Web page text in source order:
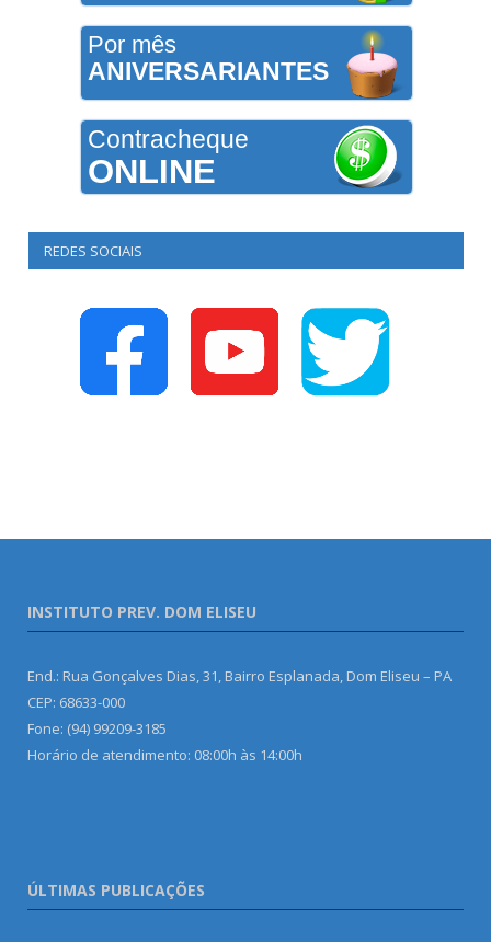
Por mês
ANIVERSARIANTES
Contracheque
ONLINE
REDES SOCIAIS
INSTITUTO PREV. DOM ELISEU
End.: Rua Gonçalves Dias, 31, Bairro Esplanada, Dom Eliseu – PA
CEP: 68633-000
Fone: (94) 99209-3185
Horário de atendimento: 08:00h às 14:00h
ÚLTIMAS PUBLICAÇÕES